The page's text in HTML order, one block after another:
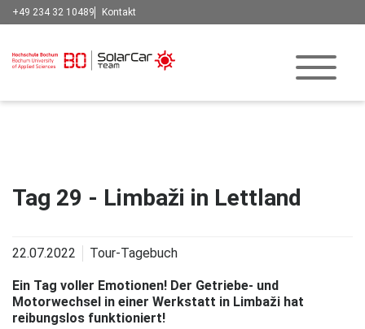
+49 234 32 10489 Kontakt
Tag 29 - Limbaži in Lettland
22.07.2022 Tour-Tagebuch
Ein Tag voller Emotionen! Der Getriebe- und
Motorwechsel in einer Werkstatt in Limbaži hat
reibungslos funktioniert!